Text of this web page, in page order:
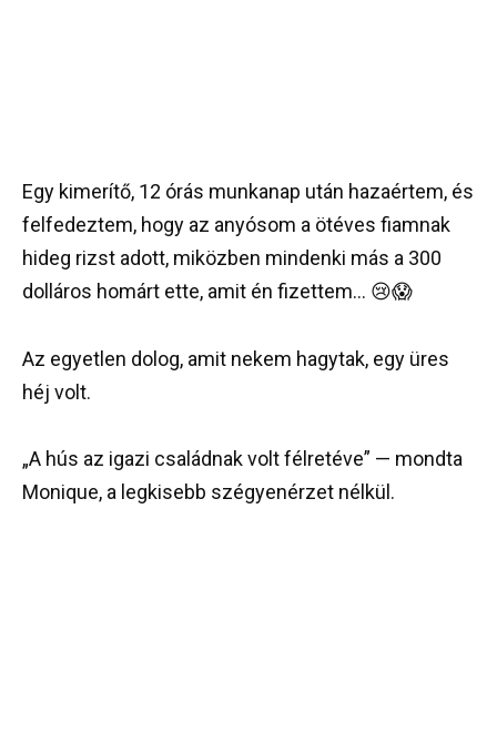
Egy kimerítő, 12 órás munkanap után hazaértem, és
felfedeztem, hogy az anyósom a ötéves fiamnak
hideg rizst adott, miközben mindenki más a 300
dolláros homárt ette, amit én fizettem… 😢😱
Az egyetlen dolog, amit nekem hagytak, egy üres
héj volt.
„A hús az igazi családnak volt félretéve” — mondta
Monique, a legkisebb szégyenérzet nélkül.